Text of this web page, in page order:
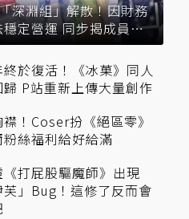
深淵組」解散！因財務
定營運 同步揭成員未
於復活！《冰菓》同人
P站重新上傳大量創作
！Coser扮《絕區零》
絲福利給好給滿
《打屁股驅魔師》出現
芙」Bug！這修了反而會